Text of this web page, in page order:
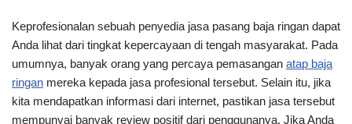
Keprofesionalan sebuah penyedia jasa pasang baja ringan dapat
Anda lihat dari tingkat kepercayaan di tengah masyarakat. Pada
umumnya, banyak orang yang percaya pemasangan atap baja
ringan mereka kepada jasa profesional tersebut. Selain itu, jika
kita mendapatkan informasi dari internet, pastikan jasa tersebut
mempunyai banyak review positif dari penggunanya. Jika Anda